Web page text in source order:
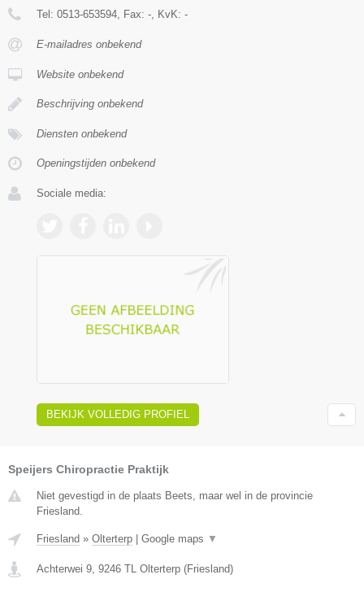
Tel: 0513-653594 , Fax: - , KvK: -
E-mailadres onbekend
Website onbekend
Beschrijving onbekend
Diensten onbekend
Openingstijden onbekend
Sociale media:
BEKIJK VOLLEDIG PROFIEL
Speijers Chiropractie Praktijk
Niet gevestigd in de plaats Beets, maar wel in de provincie
Friesland.
Friesland » Olterterp Google maps ▼
Achterwei 9, 9246 TL Olterterp (Friesland)